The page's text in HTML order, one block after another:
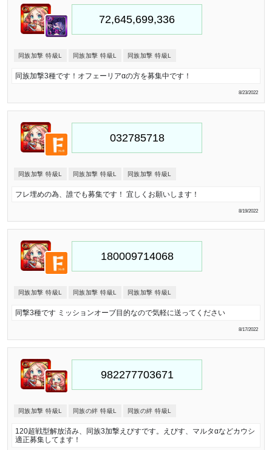
同族加撃 特級L 同族加撃 特級L 同族加撃 特級L
同族加撃3種です！オフェーリアαの方を募集中です！
8/23/2022
同族加撃 特級L 同族加撃 特級L 同族加撃 特級L
フレ埋めの為、誰でも募集です！ 宜しくお願いします！
8/19/2022
同族加撃 特級L 同族加撃 特級L 同族加撃 特級L
同撃3種です ミッションオーブ目的なので気軽に送ってください
8/17/2022
同族加撃 特級L 同族の絆 特級L 同族の絆 特級L
120超戦型解放済み、同族3加撃えびすです。えびす、マルタαなどカウシ
適正募集してます！